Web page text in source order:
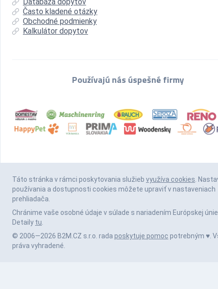
Často kladené otázky
Obchodné podmienky
Kalkulátor dopytov
Používajú nás úspešné firmy
Táto stránka v rámci poskytovania služieb využíva cookies.
používania a dostupnosti cookies môžete upraviť v nastaveniach
prehliadača.
Chránime vaše osobné údaje v súlade s nariadením Európskej únie
Detaily tu.
© 2006—2026 B2M.CZ s.r.o. rada poskytuje pomoc potrebným ♥️.
práva vyhradené.